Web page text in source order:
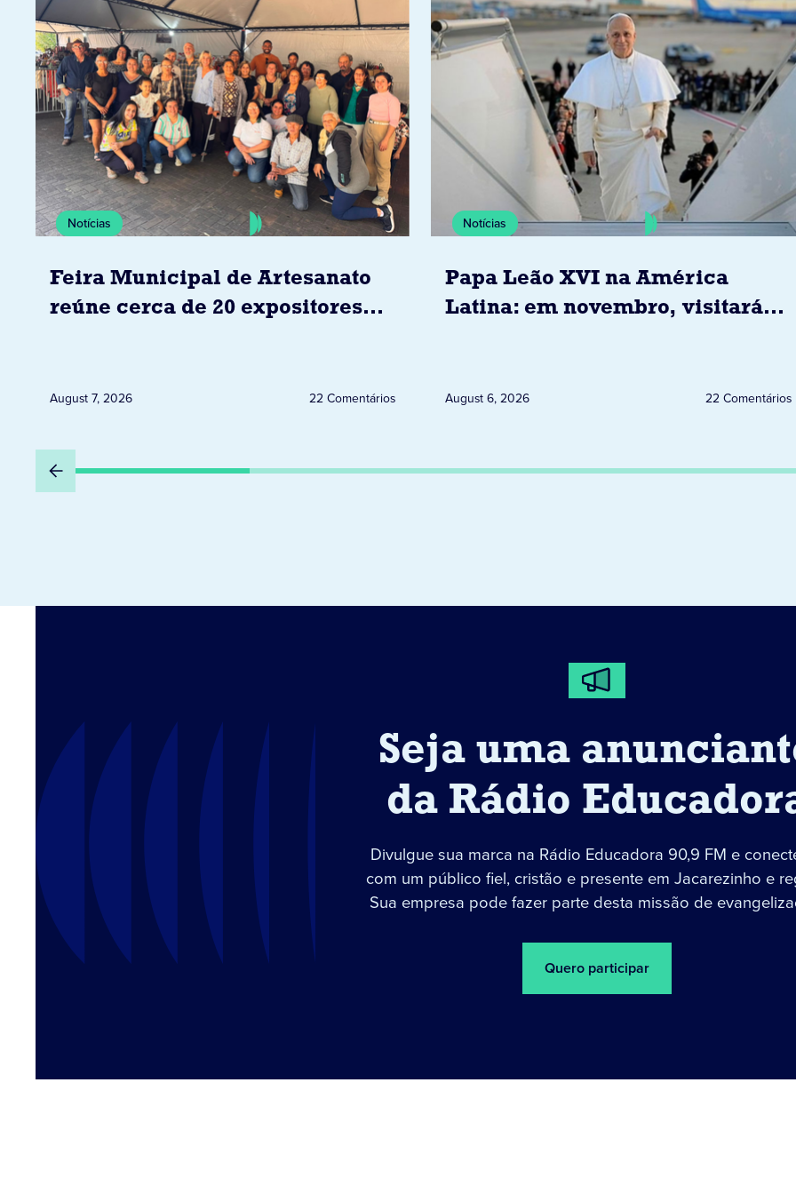
Notícias
Feira Municipal de Artesanato
reúne cerca de 20 expositores
August 7, 2026 22 Comentários
Notícias
Papa Leão XVI na América
Latina: em novembro, visitará
August 6, 2026 22 Comentários
Seja uma
da Rádio
Divulgue sua marca na Rádio Educadora 90,9 FM e
com um público fiel, cristão e presente em Jacarezinho e
Sua empresa pode fazer parte desta missão de
Quero participar